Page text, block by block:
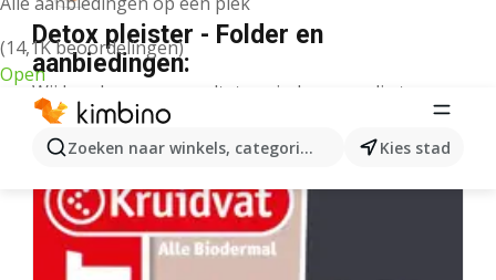
(14,1K beoordelingen)
Open
Zoeken naar winkels, categorieën, producten...
Kies stad
Detox pleister - Folder en
aanbiedingen:
Wij konden geen resultaten vinden voor die term.
Meer folders uit de categorie